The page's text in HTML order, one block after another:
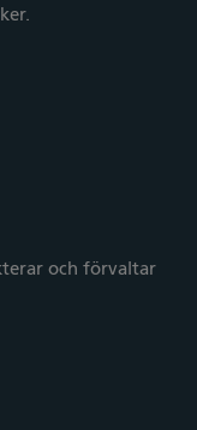
och förvaltar